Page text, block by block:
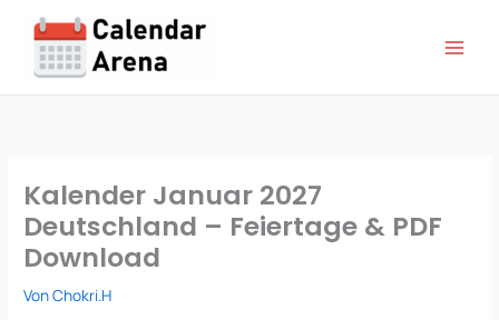
Inhalt
springen
Kalender Januar 2027
Deutschland – Feiertage & PDF
Download
VonChokri.H